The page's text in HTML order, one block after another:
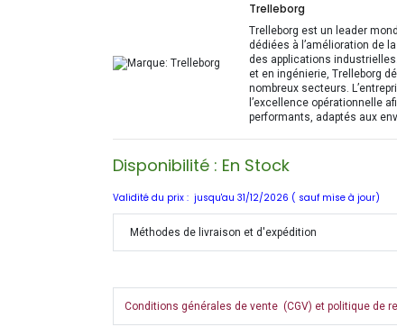
Trelleborg
Trelleborg est un leader
dédiées à l’amélioration de
des applications
et en ingénierie, Trelleborg
nombreux secteurs.
l’excellence opérationnelle
performants, adaptés aux
Disponibilité : En Stock
Validité du prix : jusqu'au 31/12/2026 ( sauf mise à jour)
Méthodes de livraison et d'expédition
Conditions générales de vente (CGV) et politique de